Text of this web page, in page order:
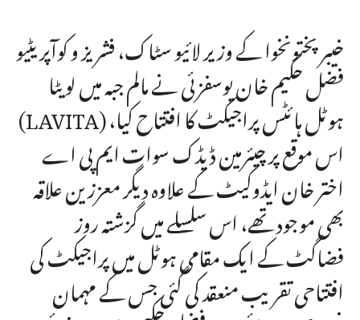
خیبر پختونخوا کے وزیر لائیو سٹاک، فشریز و کوآپریٹیو
فضل حکیم خان یوسفزئی نے مالم جبہ میں لویٹا
(LAVITA) ہوٹل ہائٹس پراجیکٹ کا افتتاح کیا،
اس موقع پر چیئرمین ڈیڈک سوات ایم پی اے
اختر خان ایڈوکیٹ کے علاوہ دیگر معززین علاقہ
بھی موجود تھے، اس سلسلے میں گزشتہ روز
فضاگٹ کے ایک مقامی ہوٹل میں پراجیکٹ کی
افتتاحی تقریب منعقد کی گئی جس کے مہمان